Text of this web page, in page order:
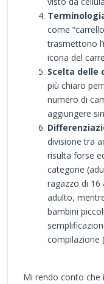
come
trasmettono
icona del
Scelta delle
più chiaro
numero di
aggiungere
divisione tra
risulta forse
categorie
ragazzo di 16
adulto,
bambini
compilazione
Mi rendo conto che